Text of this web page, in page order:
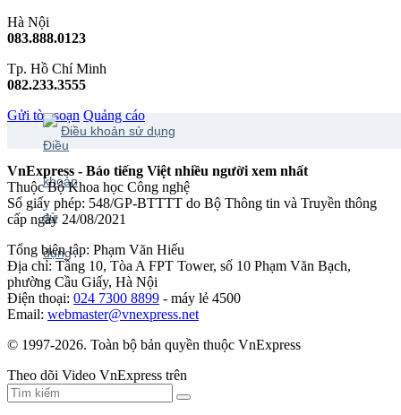
Hà Nội
083.888.0123
Tp. Hồ Chí Minh
082.233.3555
Gửi tòa soạn Quảng cáo
Điều khoản sử dụng
VnExpress - Báo tiếng Việt nhiều người xem nhất
Thuộc Bộ Khoa học Công nghệ
Số giấy phép: 548/GP-BTTTT do Bộ Thông tin và Truyền thông
cấp ngày 24/08/2021
Tổng biên tập: Phạm Văn Hiếu
Địa chỉ: Tầng 10, Tòa A FPT Tower, số 10 Phạm Văn Bạch,
phường Cầu Giấy, Hà Nội
Điện thoại: 024 7300 8899 - máy lẻ 4500
Email: webmaster@vnexpress.net
© 1997-2026. Toàn bộ bản quyền thuộc VnExpress
Theo dõi Video VnExpress trên